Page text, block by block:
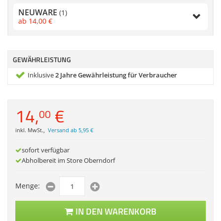
Anmelden |
NEUWARE (1)
ab 14,00 €
GEWÄHRLEISTUNG
Inklusive2 Jahre Gewährleistung für Verbraucher
14,00 €
inkl. MwSt., Versand ab 5,95 €
sofort verfügbar
Abholbereit im Store Oberndorf
Menge:
IN DEN WARENKORB